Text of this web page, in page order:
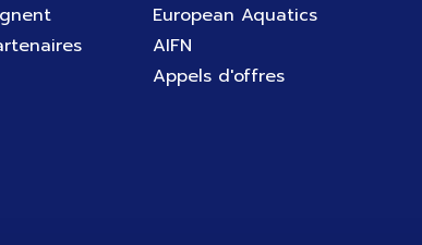
European Aquatics
AIFN
Appels d'offres